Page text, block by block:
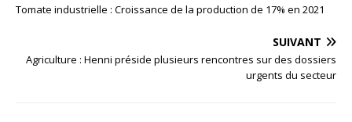
Tomate industrielle : Croissance de la production de 17% en 2021
SUIVANT
Agriculture : Henni préside plusieurs rencontres sur des dossiers
urgents du secteur